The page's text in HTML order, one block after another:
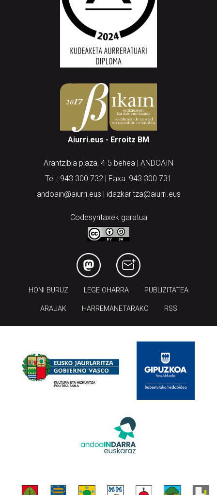
Aiurri.eus - Erroitz BM
Arantzibia plaza, 4-5 behea | ANDOAIN
Tel.: 943 300 732 | Faxa: 943 300 731
andoain@aiurri.eus | idazkaritza@aiurri.eus
Codesyntaxek garatua
HONI BURUZ LEGE OHARRA PUBLIZITATEA
ARAUAK HARREMANETARAKO RSS